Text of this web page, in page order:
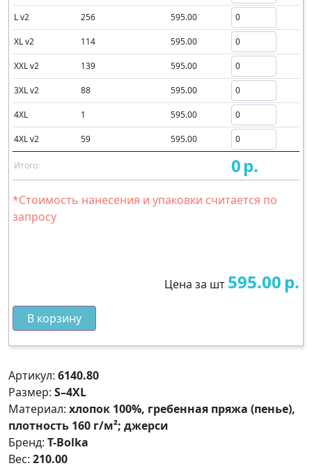
L v2 256 595.00
XL v2 114 595.00
XXL v2 139 595.00
3XL v2 88 595.00
4XL 1 595.00
4XL v2 59 595.00
Итого: 0р.
*Стоимость нанесения и упаковки считается по
запросу
Цена за шт 595.00р.
В корзину
Артикул: 6140.80
Размер: S–4XL
Материал: хлопок 100%, гребенная пряжа (пенье),
плотность 160 г/м²; джерси
Бренд: T-Bolka
Вес: 210.00